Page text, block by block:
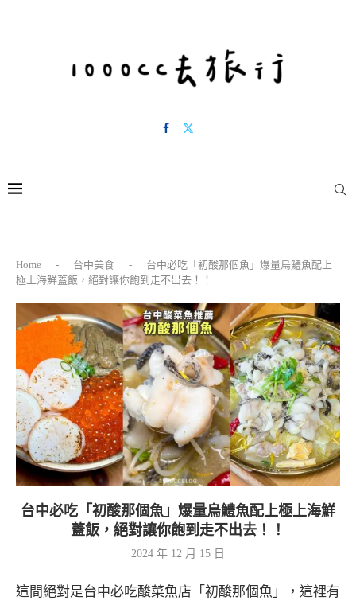
Home - 台中美食 -
台中必吃「初酸那個魚」爆量烏鱧魚配上
極上海鮮蓋飯，絕對讓你飽到走不出去！！
台中必吃「初酸那個魚」爆量烏鱧魚配上極上海鮮
蓋飯，絕對讓你飽到走不出去！！
2024 年 12 月 15 日
這間絕對是台中必吃酸菜魚店「初酸那個魚」，這裡有